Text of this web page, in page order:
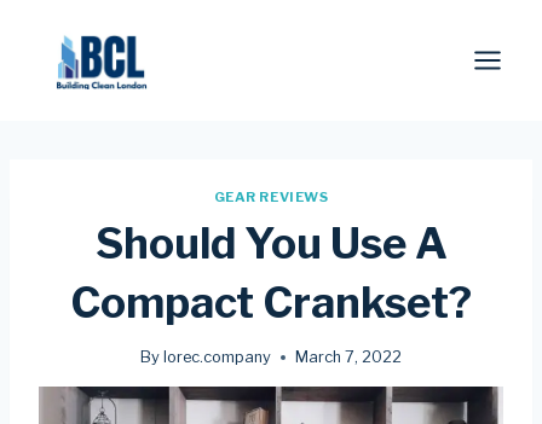
content
GEAR REVIEWS
Should You Use A
Compact Crankset?
By lorec.company March 7, 2022